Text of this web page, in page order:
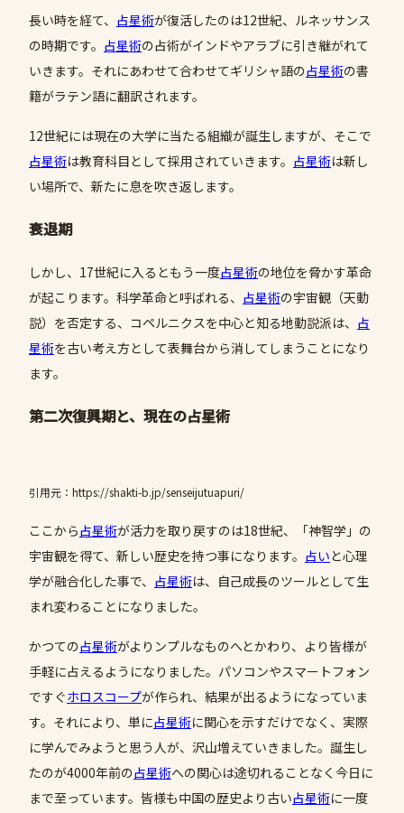
長い時を経て、 占星術が復活したのは12世紀、ルネッサンス
の時期です。 占星術の占術がインドやアラブに引き継がれて
いきます。それにあわせて合わせてギリシャ語の占星術の書
籍がラテン語に翻訳されます。
12世紀には現在の大学に当たる組織が誕生しますが、そこで
占星術は教育科目として採用されていきます。 占星術は新し
い場所で、新たに息を吹き返します。
衰退期
しかし、17世紀に入るともう一度占星術の地位を脅かす革命
が起こります。科学革命と呼ばれる、 占星術の宇宙観（天動
説）を否定する、コペルニクスを中心と知る地動説派は、 占
星術を古い考え方として表舞台から消してしまうことになり
ます。
第二次復興期と、現在の占星術
引用元：https://shakti-b.jp/senseijutuapuri/
ここから占星術が活力を取り戻すのは18世紀、「神智学」の
宇宙観を得て、新しい歴史を持つ事になります。 占いと心理
学が融合化した事で、 占星術は、自己成長のツールとして生
まれ変わることになりました。
かつての占星術がよりンプルなものへとかわり、より皆様が
手軽に占えるようになりました。パソコンやスマートフォン
ですぐホロスコープが作られ、結果が出るようになっていま
す。それにより、単に占星術に関心を示すだけでなく、実際
に学んでみようと思う人が、沢山増えていきました。誕生し
たのが4000年前の占星術への関心は途切れることなく今日に
まで至っています。皆様も中国の歴史より古い占星術に一度